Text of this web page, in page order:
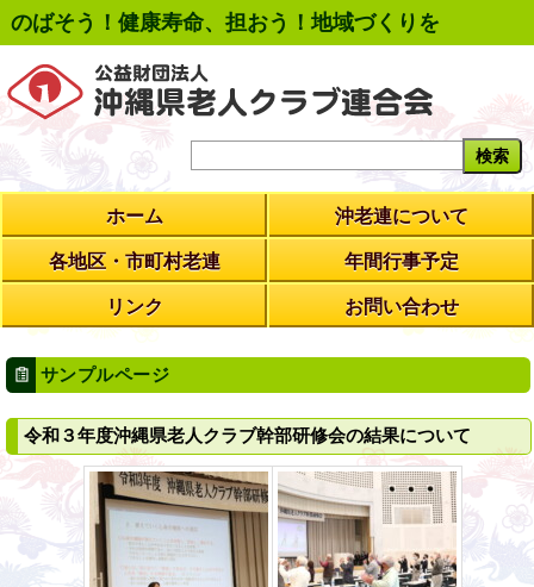
のばそう！健康寿命、担おう！地域づくりを
ホーム 沖老連について
各地区・市町村老連 年間行事予定
リンク お問い合わせ
サンプルページ
令和３年度沖縄県老人クラブ幹部研修会の結果について